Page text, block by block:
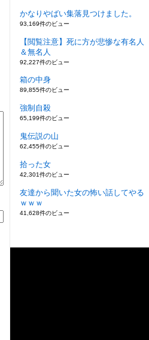
かなりやばい集落見つけました。
93,169件のビュー
【閲覧注意】死に方が悲惨な有名人
＆無名人
92,227件のビュー
箱の中身
89,855件のビュー
強制自殺
65,199件のビュー
鬼伝説の山
62,455件のビュー
拾った女
42,301件のビュー
友達から聞いた女の怖い話してやる
ｗｗｗ
41,628件のビュー